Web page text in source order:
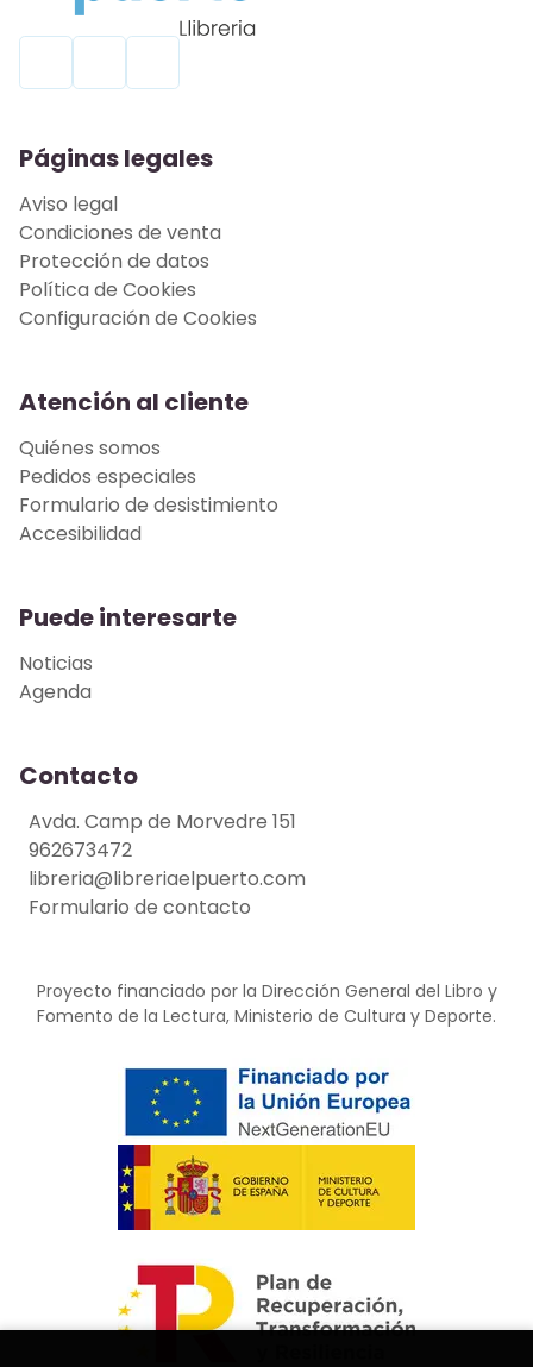
Páginas legales
Aviso legal
Condiciones de venta
Protección de datos
Política de Cookies
Configuración de Cookies
Atención al cliente
Quiénes somos
Pedidos especiales
Formulario de desistimiento
Accesibilidad
Puede interesarte
Noticias
Agenda
Contacto
Avda. Camp de Morvedre 151
962673472
libreria@libreriaelpuerto.com
Formulario de contacto
Proyecto financiado por la Dirección General del Libro y
Fomento de la Lectura, Ministerio de Cultura y Deporte.